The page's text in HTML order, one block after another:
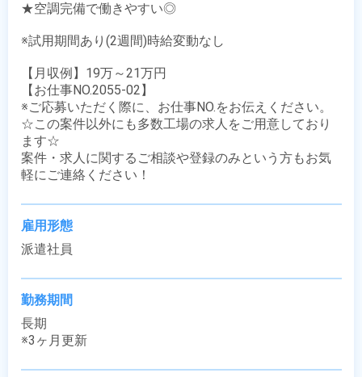
★空調完備で働きやすい◎
※試用期間あり(2週間)時給変動なし
【月収例】19万～21万円
【お仕事NO.2055-02】
※ご応募いただく際に、お仕事NO.をお伝えください。
☆この案件以外にも多数工場の求人をご用意しており
ます☆
案件・求人に関するご相談や登録のみという方もお気
軽にご連絡ください！
雇用形態
派遣社員
勤務期間
長期
※3ヶ月更新